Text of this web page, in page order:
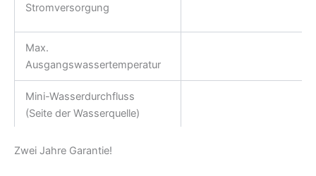
Stromversorgung
Max.
Ausgangswassertemperatur
Mini-Wasserdurchfluss
(Seite der Wasserquelle)
Mini-Wasserdurchfluss
Zwei Jahre Garantie!